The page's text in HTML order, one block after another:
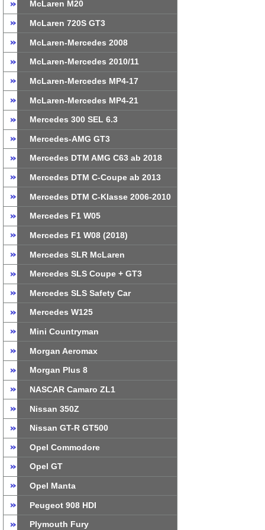
McLaren M20
McLaren 720S GT3
McLaren-Mercedes 2008
McLaren-Mercedes 2010/11
McLaren-Mercedes MP4-17
McLaren-Mercedes MP4-21
Mercedes 300 SEL 6.3
Mercedes-AMG GT3
Mercedes DTM AMG C63 ab 2018
Mercedes DTM C-Coupe ab 2013
Mercedes DTM C-Klasse 2006-2010
Mercedes F1 W05
Mercedes F1 W08 (2018)
Mercedes SLR McLaren
Mercedes SLS Coupe + GT3
Mercedes SLS Safety Car
Mercedes W125
Mini Countryman
Morgan Aeromax
Morgan Plus 8
NASCAR Camaro ZL1
Nissan 350Z
Nissan GT-R GT500
Opel Commodore
Opel GT
Opel Manta
Peugeot 908 HDI
Plymouth Fury